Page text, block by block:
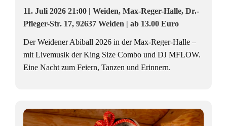
11. Juli 2026 21:00 | Weiden, Max-Reger-Halle, Dr.-
Pfleger-Str. 17, 92637 Weiden | ab 13.00 Euro
Der Weidener Abiball 2026 in der Max-Reger-Halle –
mit Livemusik der King Size Combo und DJ MFLOW.
Eine Nacht zum Feiern, Tanzen und Erinnern.